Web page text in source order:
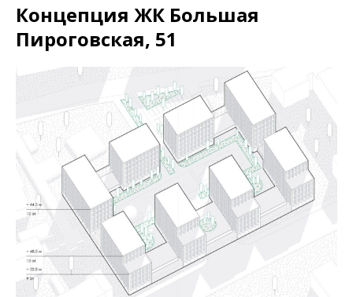
Концепция ЖК Большая
Пироговская, 51